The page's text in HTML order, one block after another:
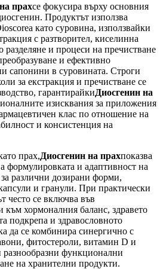
прахсе фокусира върху основния
Продуктът използва
като суровина, използвайки
с разтворител, киселинна
разделяне и процеси на пречистване
и ефективно
сапонини в суровината. Строги
за екстракция и пречистване се
гарантирайкиДиосгенин на
изисквания за приложения
клас по отношение на
и консистенция на
прах,Диосгенин на прахпоказва
формулировката и адаптивност на
различни дозирани форми,
и гранули. При практически
често се включва във
хормоналния баланс, здравето
подкрепа и здравословното
да се комбинира синергично с
фитостероли, витамин D и
разнообразни функционални
на хранителни продукти.